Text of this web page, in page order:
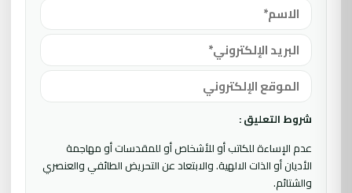
شروط التعليق :
عدم الإساءة للكاتب أو للأشخاص أو للمقدسات أو مهاجمة
الأديان أو الذات الالهية. والابتعاد عن التحريض الطائفي والعنصري
والشتائم.